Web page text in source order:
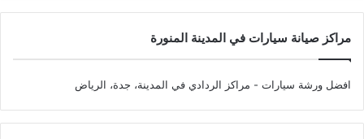
مراكز صيانة سيارات في المدينة المنورة
افضل ورشة سيارات - مراكز الردادي في المدينة، جدة، الرياض